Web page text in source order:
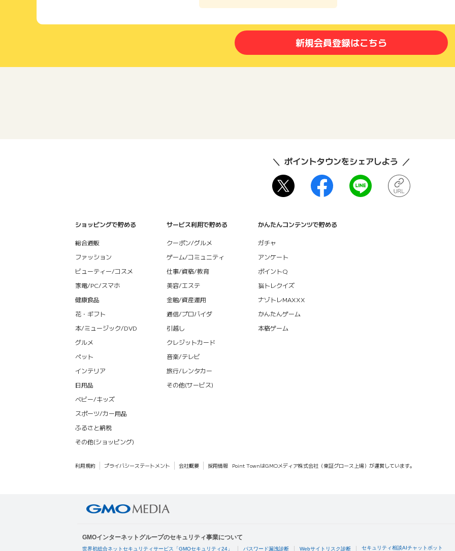
新規会員登録はこちら
ポイントタウンをシェアしよう
ショッピングで貯める
総合通販
ファッション
ビューティー/コスメ
家電/PC/スマホ
健康食品
花・ギフト
本/ミュージック/DVD
グルメ
ペット
インテリア
日用品
ベビー/キッズ
スポーツ/カー用品
ふるさと納税
その他(ショッピング)
サービス利用で貯める
クーポン/グルメ
ゲーム/コミュニティ
仕事/資格/教育
美容/エステ
金融/資産運用
通信/プロバイダ
引越し
クレジットカード
音楽/テレビ
旅行/レンタカー
その他(サービス)
かんたんコンテンツで貯める
ガチャ
アンケート
ポイントQ
脳トレクイズ
ナゾトレMAXXX
かんたんゲーム
本格ゲーム
利用規約 プライバシーステートメント 会社概要 採用情報 Point TownはGMOメディア株式会社（東証グロース上場）が運営しています。
GMOインターネットグループのセキュリティ事業について
世界初総合ネットセキュリティサービス「GMOセキュリティ24」 パスワード漏洩診断 Webサイトリスク診断 セキュリティ相談AIチャットボット